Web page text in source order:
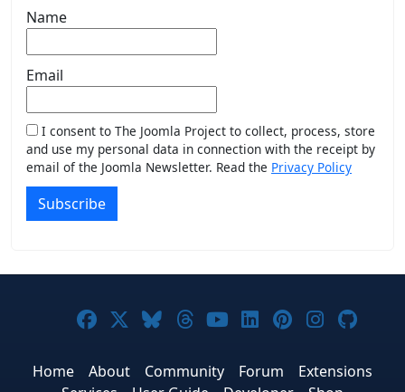
Name
Email
I consent to The Joomla Project to collect, process, store
and use my personal data in connection with the receipt by
email of the Joomla Newsletter. Read the Privacy Policy
Subscribe
Joomla! on Facebook
Joomla! on X
Joomla! on Bluesky
Joomla! on Threads
Joomla! on
Joomla! on
Joomla! on
Joomla!
Home About Community Forum
Extensions